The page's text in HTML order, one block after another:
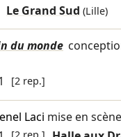
Le Grand Sud (Lille)
du monde
[2 rep.]
Laci mise en scène